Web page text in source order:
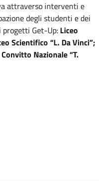
attraverso interventi e
degli studenti e dei
progetti Get-Up: Liceo
Scientifico “L. Da Vinci”;
Nazionale “T.